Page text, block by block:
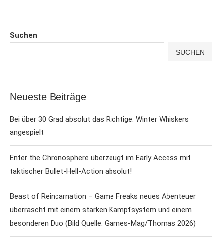
Suchen
SUCHEN
Neueste Beiträge
Bei über 30 Grad absolut das Richtige: Winter Whiskers
angespielt
Enter the Chronosphere überzeugt im Early Access mit
taktischer Bullet-Hell-Action absolut!
Beast of Reincarnation – Game Freaks neues Abenteuer
überrascht mit einem starken Kampfsystem und einem
besonderen Duo (Bild Quelle: Games-Mag/Thomas 2026)